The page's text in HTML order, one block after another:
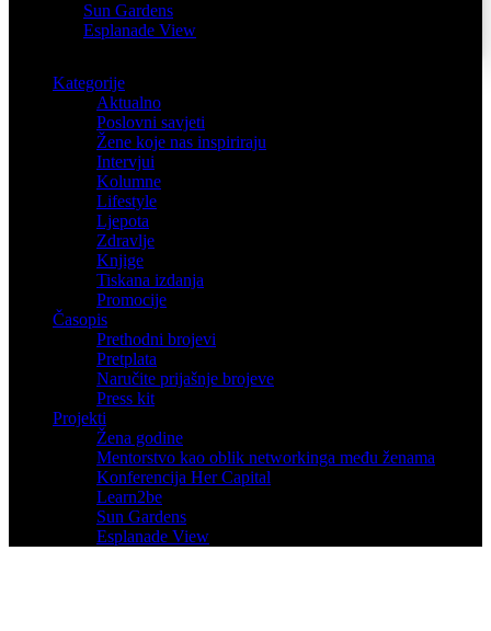
Sun Gardens
Esplanade View
Kategorije
Aktualno
Poslovni savjeti
Žene koje nas inspiriraju
Intervjui
Kolumne
Lifestyle
Ljepota
Zdravlje
Knjige
Tiskana izdanja
Promocije
Časopis
Prethodni brojevi
Pretplata
Naručite prijašnje brojeve
Press kit
Projekti
Žena godine
Mentorstvo kao oblik networkinga među ženama
Konferencija Her Capital
Learn2be
Sun Gardens
Esplanade View